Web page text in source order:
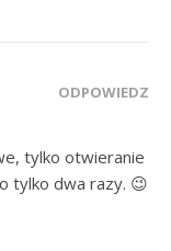
ODPOWIEDZ
tylko otwieranie
tylko dwa razy. 😉